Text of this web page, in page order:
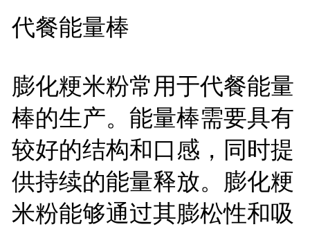
代餐能量棒
膨化粳米粉常用于代餐能量
棒的生产。能量棒需要具有
较好的结构和口感，同时提
供持续的能量释放。膨化粳
米粉能够通过其膨松性和吸